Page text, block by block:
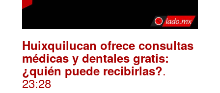
Huixquilucan ofrece consultas
médicas y dentales gratis:
¿quién puede recibirlas?.
23:28